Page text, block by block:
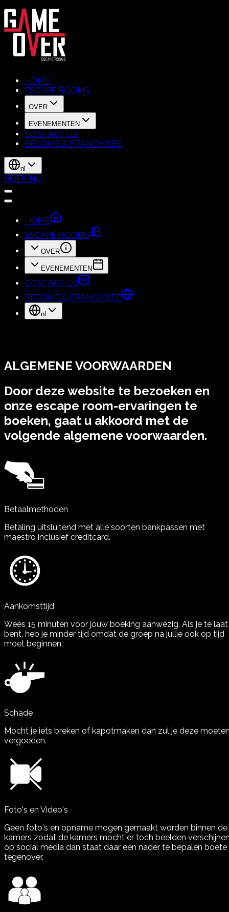
HOME
ESCAPE ROOMS
OVER
EVENEMENTEN
CONTACT US
BECOME A FRANCHISEE
nl
BOEK NU
HOME
ESCAPE ROOMS
OVER
EVENEMENTEN
CONTACT US
BECOME A FRANCHISEE
nl
ALGEMENE VOORWAARDEN
Door deze website te bezoeken en
onze escape room-ervaringen te
boeken, gaat u akkoord met de
volgende algemene voorwaarden.
Betaalmethoden
Betaling uitsluitend met alle soorten bankpassen met
maestro inclusief creditcard.
Aankomsttijd
Wees 15 minuten voor jouw boeking aanwezig. Als je te laat
bent, heb je minder tijd omdat de groep na jullie ook op tijd
moet beginnen.
Schade
Mocht je iets breken of kapotmaken dan zul je deze
vergoeden.
Foto's en Video's
Geen foto's en opname mogen gemaakt worden binnen de
kamers zodat de kamers mocht er toch beelden
op social media dan staat daar een nader te bepalen boete
tegenover.